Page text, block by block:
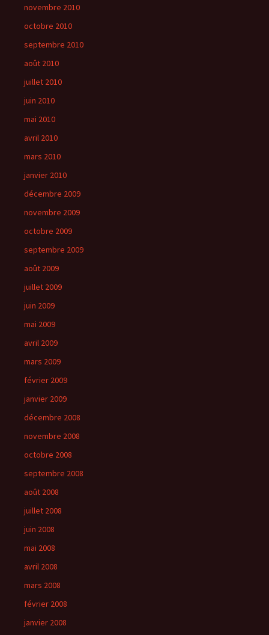
novembre 2010
octobre 2010
septembre 2010
août 2010
juillet 2010
juin 2010
mai 2010
avril 2010
mars 2010
janvier 2010
décembre 2009
novembre 2009
octobre 2009
septembre 2009
août 2009
juillet 2009
juin 2009
mai 2009
avril 2009
mars 2009
février 2009
janvier 2009
décembre 2008
novembre 2008
octobre 2008
septembre 2008
août 2008
juillet 2008
juin 2008
mai 2008
avril 2008
mars 2008
février 2008
janvier 2008